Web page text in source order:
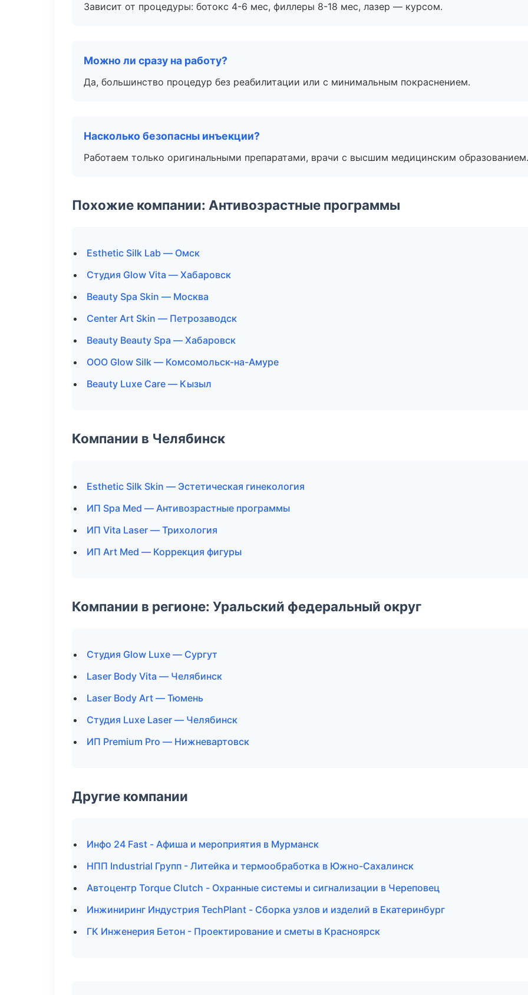
Зависит от процедуры: ботокс 4-6 мес, филлеры 8-18 мес, лазер — курсом.
Можно ли сразу на работу?
Да, большинство процедур без реабилитации или с минимальным покраснением.
Насколько безопасны инъекции?
Работаем только оригинальными препаратами, врачи с высшим медицинским образованием.
Похожие компании: Антивозрастные программы
Esthetic Silk Lab — Омск
Студия Glow Vita — Хабаровск
Beauty Spa Skin — Москва
Center Art Skin — Петрозаводск
Beauty Beauty Spa — Хабаровск
ООО Glow Silk — Комсомольск-на-Амуре
Beauty Luxe Care — Кызыл
Компании в Челябинск
Esthetic Silk Skin — Эстетическая гинекология
ИП Spa Med — Антивозрастные программы
ИП Vita Laser — Трихология
ИП Art Med — Коррекция фигуры
Компании в регионе: Уральский федеральный округ
Студия Glow Luxe — Сургут
Laser Body Vita — Челябинск
Laser Body Art — Тюмень
Студия Luxe Laser — Челябинск
ИП Premium Pro — Нижневартовск
Другие компании
Инфо 24 Fast - Афиша и мероприятия в Мурманск
НПП Industrial Групп - Литейка и термообработка в Южно-Сахалинск
Автоцентр Torque Clutch - Охранные системы и сигнализации в Череповец
Инжиниринг Индустрия TechPlant - Сборка узлов и изделий в Екатеринбург
ГК Инженерия Бетон - Проектирование и сметы в Красноярск